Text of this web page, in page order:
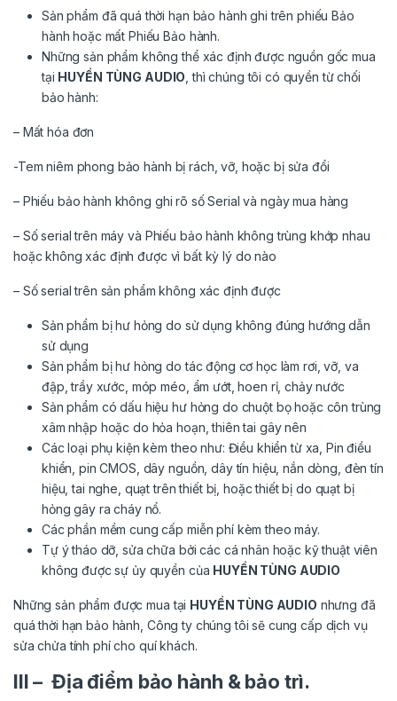
Sản phẩm đã quá thời hạn bảo hành ghi trên phiếu Bảo
hành hoặc mất Phiếu Bảo hành.
Những sản phẩm không thể xác định được nguồn gốc mua
tại HUYỀN TÙNG AUDIO , thì chúng tôi có quyền từ chối
bảo hành:
– Mất hóa đơn
-Tem niêm phong bảo hành bị rách, vỡ, hoặc bị sửa đổi
– Phiếu bảo hành không ghi rõ số Serial và ngày mua hàng
– Số serial trên máy và Phiếu bảo hành không trùng khớp nhau
hoặc không xác định được vì bất kỳ lý do nào
– Số serial trên sản phẩm không xác định được
Sản phẩm bị hư hỏng do sử dụng không đúng hướng dẫn
sử dụng
Sản phẩm bị hư hỏng do tác động cơ học làm rơi, vỡ, va
đập, trầy xước, móp méo, ẩm ướt, hoen rỉ, chảy nước
Sản phẩm có dấu hiệu hư hỏng do chuột bọ hoặc côn trùng
xâm nhập hoặc do hỏa hoạn, thiên tai gây nên
Các loại phụ kiện kèm theo như: Điều khiển từ xa, Pin điều
khiển, pin CMOS, dây nguồn, dây tín hiệu, nắn dòng, đèn tín
hiệu, tai nghe, quạt trên thiết bị, hoặc thiết bị do quạt bị
hỏng gây ra cháy nổ.
Các phần mềm cung cấp miễn phí kèm theo máy.
Tự ý tháo dỡ, sửa chữa bởi các cá nhân hoặc kỹ thuật viên
không được sự ủy quyền của HUYỀN TÙNG AUDIO
Những sản phẩm được mua tại HUYỀN TÙNG AUDIO nhưng đã
quá thời hạn bảo hành, Công ty chúng tôi sẽ cung cấp dịch vụ
sửa chửa tính phí cho quí khách.
III – Địa điểm bảo hành & bảo trì.